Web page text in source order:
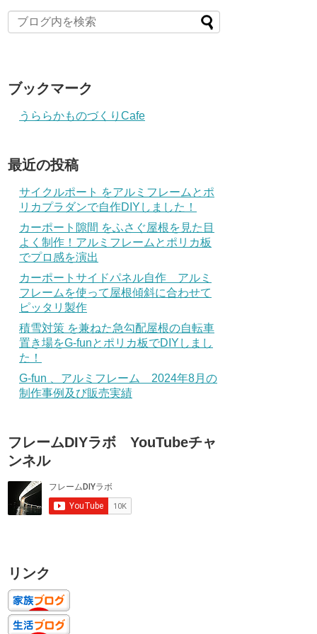
ブックマーク
うららかものづくりCafe
最近の投稿
サイクルポート をアルミフレームとポ
リカプラダンで自作DIYしました！
カーポート隙間 をふさぐ屋根を見た目
よく制作！アルミフレームとポリカ板
でプロ感を演出
カーポートサイドパネル自作 アルミ
フレームを使って屋根傾斜に合わせて
ピッタリ製作
積雪対策 を兼ねた急勾配屋根の自転車
置き場をG-funとポリカ板でDIYしまし
た！
G-fun 、アルミフレーム 2024年8月の
制作事例及び販売実績
フレームDIYラボ YouTubeチャ
ンネル
リンク